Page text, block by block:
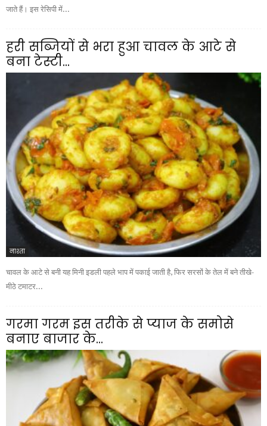
जाते हैं। इस रेसिपी में...
हरी सब्जियों से भरा हुआ चावल के आटे से
बना टेस्टी...
नाश्ता
चावल के आटे से बनी यह मिनी इडली पहले भाप में पकाई जाती है, फिर सरसों के तेल में बने तीखे-
मीठे टमाटर...
गरमा गरम इस तरीके से प्याज के समोसे
बनाए बाजार के...